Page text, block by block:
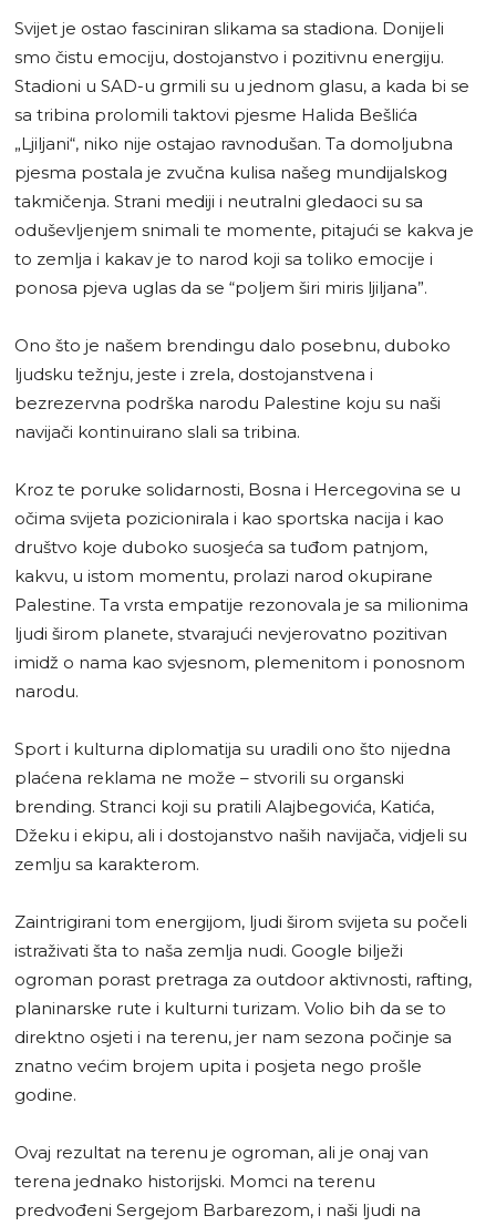
Svijet je ostao fasciniran slikama sa stadiona. Donijeli
smo čistu emociju, dostojanstvo i pozitivnu energiju.
Stadioni u SAD-u grmili su u jednom glasu, a kada bi se
sa tribina prolomili taktovi pjesme Halida Bešlića
„Ljiljani“, niko nije ostajao ravnodušan. Ta domoljubna
pjesma postala je zvučna kulisa našeg mundijalskog
takmičenja. Strani mediji i neutralni gledaoci su sa
oduševljenjem snimali te momente, pitajući se kakva je
to zemlja i kakav je to narod koji sa toliko emocije i
ponosa pjeva uglas da se “poljem širi miris ljiljana”.
Ono što je našem brendingu dalo posebnu, duboko
ljudsku težnju, jeste i zrela, dostojanstvena i
bezrezervna podrška narodu Palestine koju su naši
navijači kontinuirano slali sa tribina.
Kroz te poruke solidarnosti, Bosna i Hercegovina se u
očima svijeta pozicionirala i kao sportska nacija i kao
društvo koje duboko suosjeća sa tuđom patnjom,
kakvu, u istom momentu, prolazi narod okupirane
Palestine. Ta vrsta empatije rezonovala je sa milionima
ljudi širom planete, stvarajući nevjerovatno pozitivan
imidž o nama kao svjesnom, plemenitom i ponosnom
narodu.
Sport i kulturna diplomatija su uradili ono što nijedna
plaćena reklama ne može – stvorili su organski
brending. Stranci koji su pratili Alajbegovića, Katića,
Džeku i ekipu, ali i dostojanstvo naših navijača, vidjeli su
zemlju sa karakterom.
Zaintrigirani tom energijom, ljudi širom svijeta su počeli
istraživati šta to naša zemlja nudi. Google bilježi
ogroman porast pretraga za outdoor aktivnosti, rafting,
planinarske rute i kulturni turizam. Volio bih da se to
direktno osjeti i na terenu, jer nam sezona počinje sa
znatno većim brojem upita i posjeta nego prošle
godine.
Ovaj rezultat na terenu je ogroman, ali je onaj van
terena jednako historijski. Momci na terenu
predvođeni Sergejom Barbarezom, i naši ljudi na